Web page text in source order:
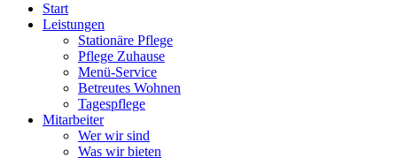
Start
Leistungen
Stationäre Pflege
Pflege Zuhause
Menü-Service
Betreutes Wohnen
Tagespflege
Mitarbeiter
Wer wir sind
Was wir bieten